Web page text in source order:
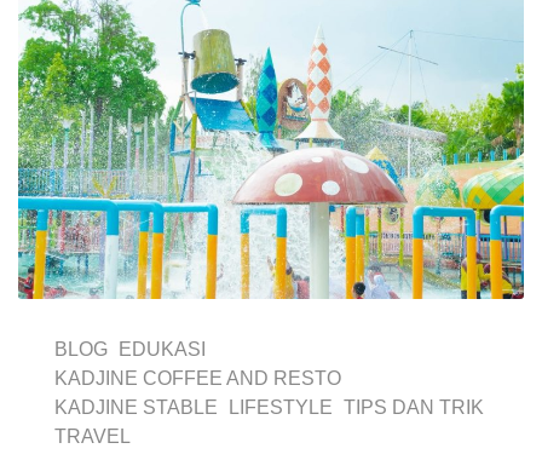
BLOG
EDUKASI
KADJINE COFFEE AND RESTO
KADJINE STABLE
LIFESTYLE TIPS DAN TRIK
TRAVEL